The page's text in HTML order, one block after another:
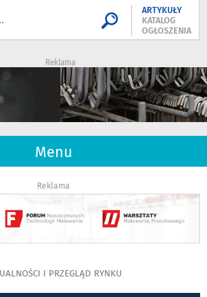
ARTYKUŁY
KATALOG
OGŁOSZENIA
Reklama
Menu
Reklama
I PRZEGLĄD RYNKU